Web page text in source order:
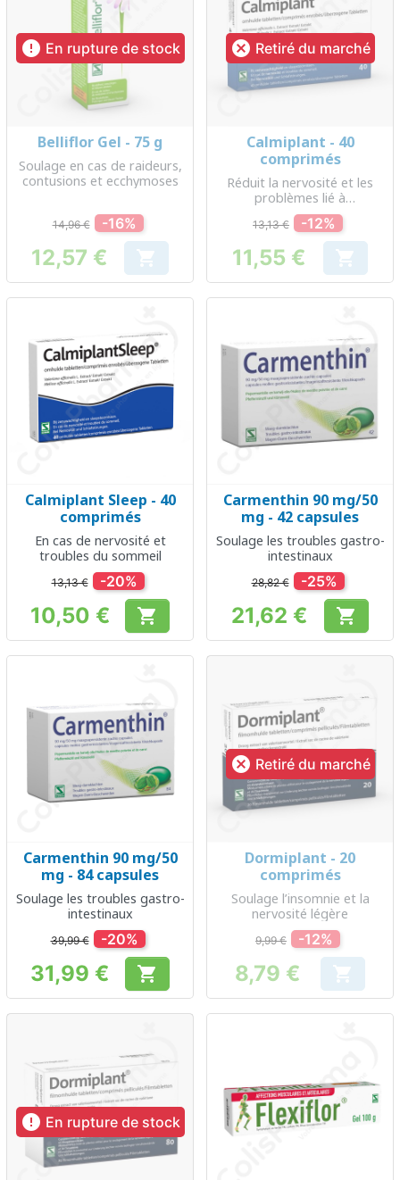
 En rupture de stock
Belliflor Gel - 75 g
Soulage en cas de raideurs,
contusions et ecchymoses
14,96 € -16%
Prix
12,57 € 
 Retiré du marché
Calmiplant - 40
comprimés
Réduit la nervosité et les
problèmes lié à
l’endormissement
13,13 € -12%
Prix
11,55 € 
Calmiplant Sleep - 40
comprimés
En cas de nervosité et
troubles du sommeil
13,13 € -20%
Prix
10,50 € 
Carmenthin 90 mg/50
mg - 42 capsules
Soulage les troubles gastro-
intestinaux
28,82 € -25%
Prix
21,62 € 
Carmenthin 90 mg/50
mg - 84 capsules
Soulage les troubles gastro-
intestinaux
39,99 € -20%
Prix
31,99 € 
 Retiré du marché
Dormiplant - 20
comprimés
Soulage l’insomnie et la
nervosité légère
9,99 € -12%
Prix
8,79 € 
 En rupture de stock